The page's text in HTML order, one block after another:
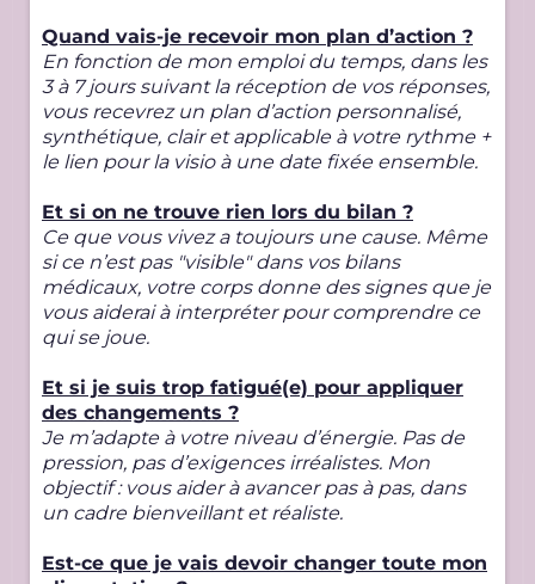
Quand vais-je recevoir mon plan d’action ?
En fonction de mon emploi du temps, dans les
3 à 7 jours suivant la réception de vos réponses,
vous recevrez un plan d’action personnalisé,
synthétique, clair et applicable à votre rythme +
le lien pour la visio à une date fixée ensemble.
Et si on ne trouve rien lors du bilan ?
Ce que vous vivez a toujours une cause. Même
si ce n’est pas "visible" dans vos bilans
médicaux, votre corps donne des signes que je
vous aiderai à interpréter pour comprendre ce
qui se joue.
Et si je suis trop fatigué(e) pour appliquer
des changements ?
Je m’adapte à votre niveau d’énergie. Pas de
pression, pas d’exigences irréalistes. Mon
objectif : vous aider à avancer pas à pas, dans
un cadre bienveillant et réaliste.
Est-ce que je vais devoir changer toute mon